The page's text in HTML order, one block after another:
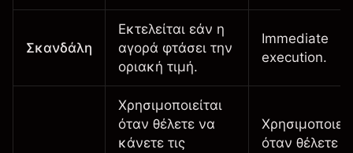
Σκανδάλη
Εκτελείται εάν η
αγορά φτάσει την
οριακή τιμή.
Immediate
execution.
Χρησιμοποιείται
όταν θέλετε να
κάνετε τις
όταν θέλετε